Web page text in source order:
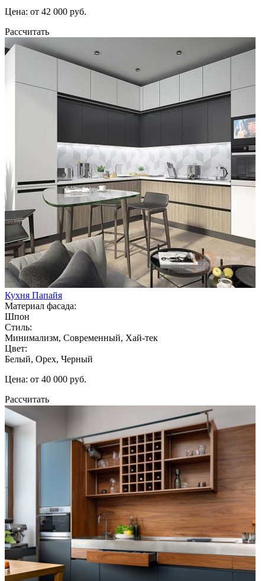
Цена: от 42 000 руб.
Рассчитать
Кухня Папайя
Материал фасада:
Шпон
Стиль:
Минимализм, Современный, Хай-тек
Цвет:
Белый, Орех, Черный
Цена: от 40 000 руб.
Рассчитать